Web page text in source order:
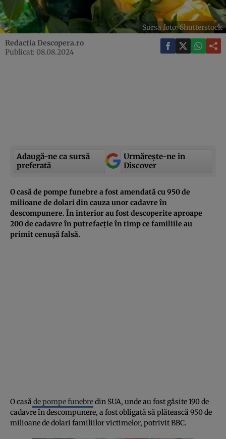
Sursa foto: Shutterstock
Redactia Descopera.ro
Publicat: 08.08.2024
Adaugă-ne ca sursă
preferată
Urmărește-ne in
Discover
O casă de pompe funebre a fost amendată cu 950 de
milioane de dolari din cauza unor cadavre în
descompunere. În interior au fost descoperite aproape
200 de cadavre în putrefacție în timp ce familiile au
primit cenușă falsă.
O casă de pompe funebredin SUA, unde au fost găsite 190 de
cadavre în descompunere, a fost obligată să plătească 950 de
milioane de dolari familiilor victimelor, potrivit BBC.